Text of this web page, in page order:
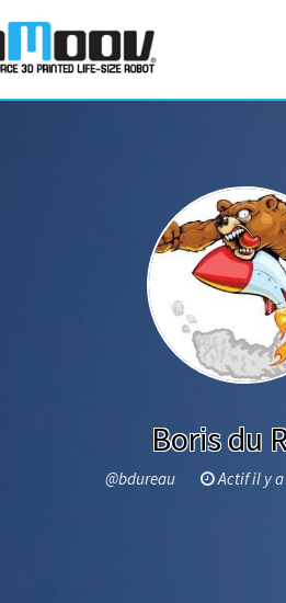
Boris du
@bdureau Actif il y a